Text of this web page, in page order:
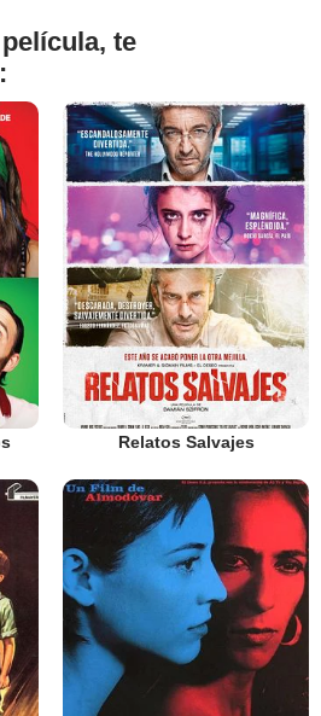
te
Relatos Salvajes